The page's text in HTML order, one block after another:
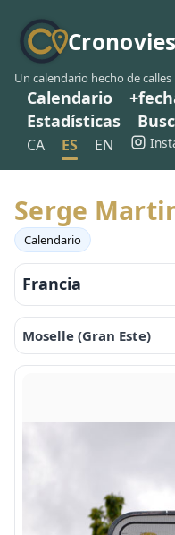
Cronovies
Un calendario hecho de calles
Calendario
Estadísticas
CA ES EN
Serge
Calendario
Francia
Moselle (Gran Este)